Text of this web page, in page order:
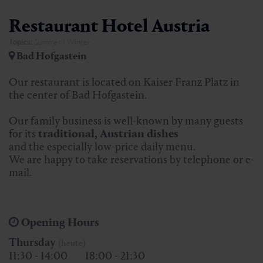
Restaurant Hotel Austria
Bad Hofgastein
Our restaurant is located on Kaiser Franz Platz in
the center of Bad Hofgastein.
Our family business is well-known by many guests
for its traditional, Austrian dishes
and the especially low-price daily menu.
We are happy to take reservations by telephone or e-
mail.
Opening Hours
Thursday
11:30 - 14:00
18:00 - 21:30